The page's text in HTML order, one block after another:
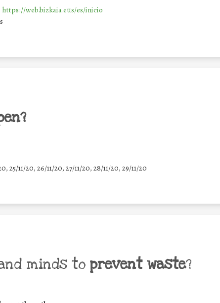
https://web.bizkaia.eus/es/inicio
25/11/20, 26/11/20, 27/11/20, 28/11/20, 29/11/20
minds to prevent waste?